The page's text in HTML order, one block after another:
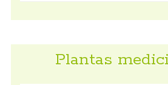
Plantas